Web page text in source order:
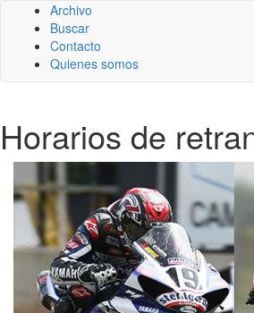
Archivo
Buscar
Contacto
Quienes somos
Horarios de